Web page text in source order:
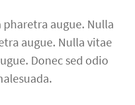
augue. Nulla
augue. Nulla vitae
Donec sed odio